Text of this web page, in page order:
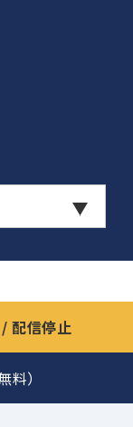
配信停止
）